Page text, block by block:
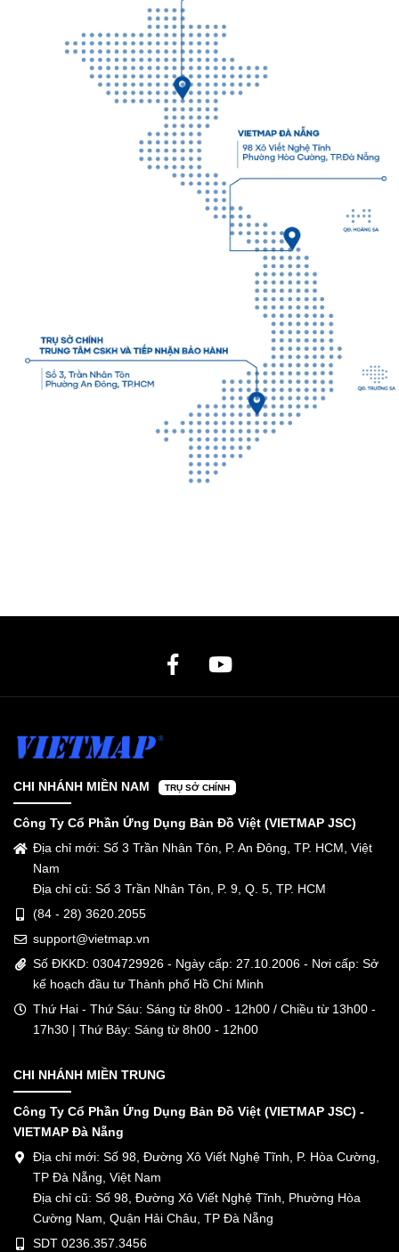
CHI NHÁNH MIỀN NAM TRỤ SỞ CHÍNH
Công Ty Cổ Phần Ứng Dụng Bản Đồ Việt (VIETMAP JSC)
Địa chỉ mới: Số 3 Trần Nhân Tôn, P. An Đông, TP. HCM, Việt
Nam
Địa chỉ cũ: Số 3 Trần Nhân Tôn, P. 9, Q. 5, TP. HCM
(84 - 28) 3620.2055
support@vietmap.vn
Số ĐKKD: 0304729926 - Ngày cấp: 27.10.2006 - Nơi cấp: Sở
kế hoạch đầu tư Thành phố Hồ Chí Minh
Thứ Hai - Thứ Sáu: Sáng từ 8h00 - 12h00 / Chiều từ 13h00 -
17h30 | Thứ Bảy: Sáng từ 8h00 - 12h00
CHI NHÁNH MIỀN TRUNG
Công Ty Cổ Phần Ứng Dụng Bản Đồ Việt (VIETMAP JSC) -
VIETMAP Đà Nẵng
Địa chỉ mới: Số 98, Đường Xô Viết Nghệ Tĩnh, P. Hòa Cường,
TP Đà Nẵng, Việt Nam
Địa chỉ cũ: Số 98, Đường Xô Viết Nghệ Tĩnh, Phường Hòa
Cường Nam, Quận Hải Châu, TP Đà Nẵng
SDT 0236.357.3456